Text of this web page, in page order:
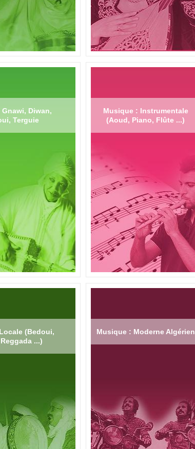
Diwan,
Terguie
Musique : Instrumentale
(Aoud, Piano, Flûte ...)
(Bedoui,
...)
Musique : Moderne Algérien